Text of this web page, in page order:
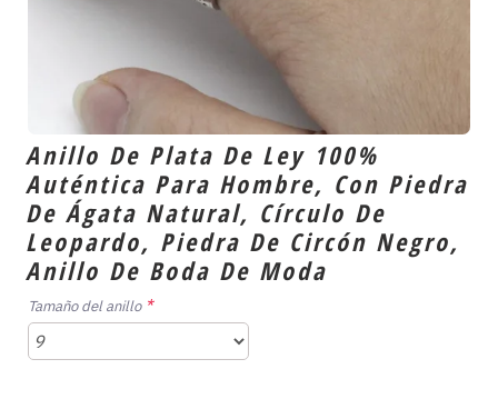
Anillo De Plata De Ley 100%
Auténtica Para Hombre, Con Piedra
De Ágata Natural, Círculo De
Leopardo, Piedra De Circón Negro,
Anillo De Boda De Moda
Tamaño del anillo